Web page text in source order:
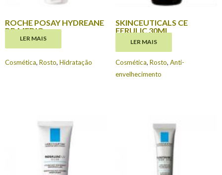
ROCHE POSAY HYDREANE
BB MEDIO
18.80
LER MAIS
Cosmética, Rosto, Hidratação
SKINCEUTICALS CE
FERULIC 30ML
129.00
LER MAIS
Cosmética, Rosto, Anti-
envelhecimento